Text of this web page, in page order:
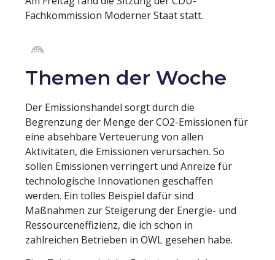
Fachkommission Moderner Staat statt.
Themen der Woche
Der Emissionshandel sorgt durch die
Begrenzung der Menge der CO2-Emissionen für
eine absehbare Verteuerung von allen
Aktivitäten, die Emissionen verursachen. So
sollen Emissionen verringert und Anreize für
technologische Innovationen geschaffen
werden. Ein tolles Beispiel dafür sind
Maßnahmen zur Steigerung der Energie- und
Ressourceneffizienz, die ich schon in
zahlreichen Betrieben in OWL gesehen habe.